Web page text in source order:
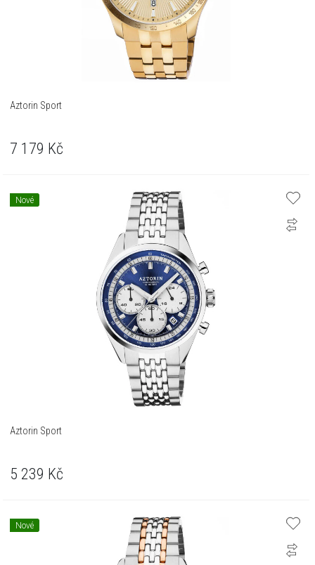
Aztorin Sport
7 179 Kč
Nové
Aztorin Sport
5 239 Kč
Nové